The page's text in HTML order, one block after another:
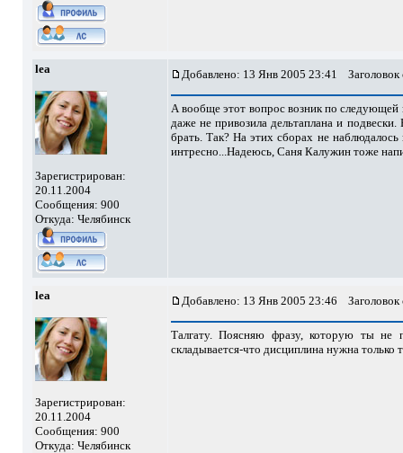
lea
Зарегистрирован:
20.11.2004
Сообщения: 900
Откуда: Челябинск
Добавлено: 13 Янв 2005 23:41
А вообще этот вопрос возник по следующей
даже не привозила дельтаплана и
брать. Так? На этих сборах не
интресно...Надеюсь, Саня Калужин тоже
lea
Зарегистрирован:
20.11.2004
Сообщения: 900
Откуда: Челябинск
Добавлено: 13 Янв 2005 23:46
Талгату. Поясняю фразу, которую ты не
складывается-что дисциплина нужна только